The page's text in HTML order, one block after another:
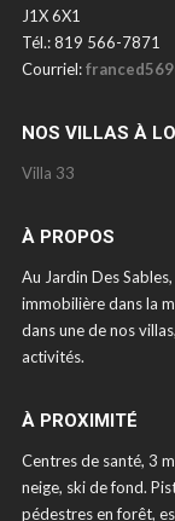
J1X 6X1
Tél.: 819 566-7871
Courriel:
NOS VILLAS À
Villa 33
À PROPOS
Au Jardin Des
immobilière dans la
dans une de nos
activités.
À PROXIMITÉ
Centres de santé, 3
neige, ski de fond.
pédestres en forêt,